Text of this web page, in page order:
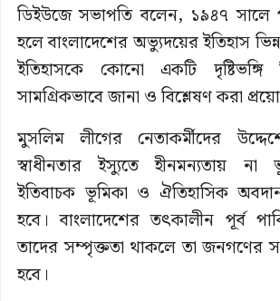
ডিইউজে সভাপতি বলেন, ১৯৪৭ সালে
হলে বাংলাদেশের অভ্যুদয়ের ইতিহাস
ইতিহাসকে কোনো একটি
সামগ্রিকভাবে জানা ও বিশ্লেষণ করা
মুসলিম লীগের নেতাকর্মীদের
স্বাধীনতার ইস্যুতে হীনমন্যতায়
ইতিবাচক ভূমিকা ও ঐতিহাসিক
হবে। বাংলাদেশের তৎকালীন পূর্ব
তাদের সম্পৃক্ততা থাকলে তা জনগণের
হবে।